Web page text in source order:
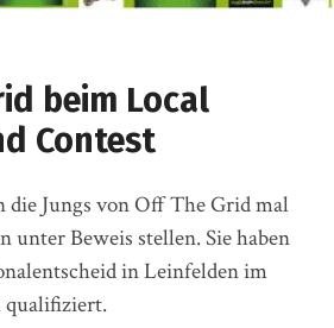
beim Local
Contest
die Jungs von Off The Grid mal
unter Beweis stellen. Sie haben
in Leinfelden im
qualifiziert.